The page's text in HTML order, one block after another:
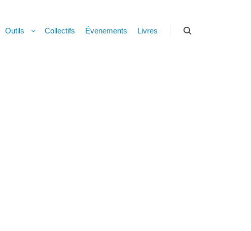
Outils Collectifs Évenements Livres